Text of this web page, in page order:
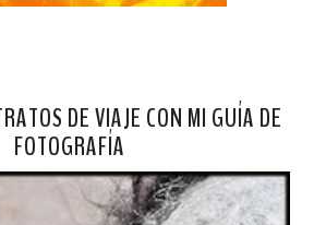
DE VIAJE CON MI GUÍA DE
FOTOGRAFÍA